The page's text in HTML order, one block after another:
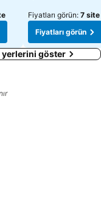
Fiyatları görün: 7 site
Fiyatları görün
yerlerini göster